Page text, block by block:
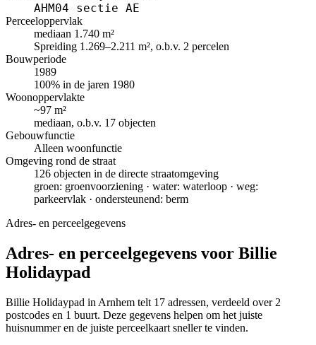
AHM04 sectie AE
Perceeloppervlak
mediaan 1.740 m²
Spreiding 1.269–2.211 m², o.b.v. 2 percelen
Bouwperiode
1989
100% in de jaren 1980
Woonoppervlakte
~97 m²
mediaan, o.b.v. 17 objecten
Gebouwfunctie
Alleen woonfunctie
Omgeving rond de straat
126 objecten in de directe straatomgeving
groen: groenvoorziening · water: waterloop · weg:
parkeervlak · ondersteunend: berm
Adres- en perceelgegevens
Adres- en perceelgegevens voor Billie
Holidaypad
Billie Holidaypad in Arnhem telt 17 adressen, verdeeld over 2
postcodes en 1 buurt. Deze gegevens helpen om het juiste
huisnummer en de juiste perceelkaart sneller te vinden.